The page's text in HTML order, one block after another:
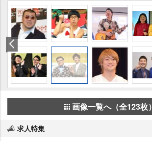
画像一覧へ（全123枚）
求人特集